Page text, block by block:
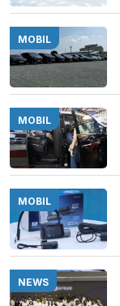
MOBIL
MOBIL
MOBIL
NEWS